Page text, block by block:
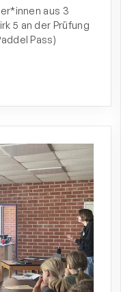
aus 3
5 an der Prüfung
Pass)